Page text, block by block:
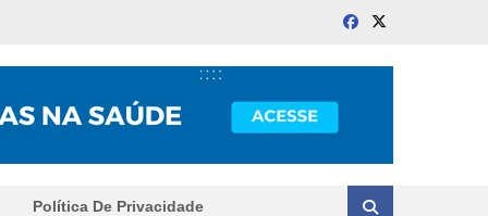
Política De Privacidade